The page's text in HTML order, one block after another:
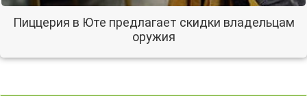
Пиццерия в Юте предлагает скидки владельцам
оружия